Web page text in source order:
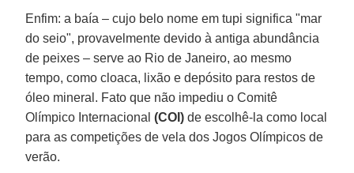
Enfim: a baía – cujo belo nome em tupi significa "mar
do seio", provavelmente devido à antiga abundância
de peixes – serve ao Rio de Janeiro, ao mesmo
tempo, como cloaca, lixão e depósito para restos de
óleo mineral. Fato que não impediu o Comitê
Olímpico Internacional(COI) de escolhê-la como local
para as competições de vela dos Jogos Olímpicos de
verão.